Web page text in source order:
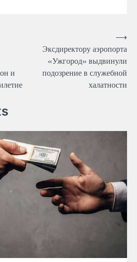
и
Эксдиректору аэропорта
«Ужгород» выдвинули
подозрение в служебной
халатности
⟶